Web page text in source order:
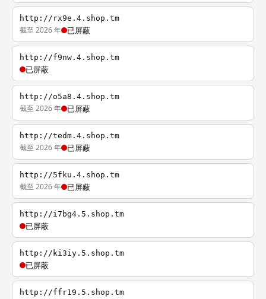
http://rx9e.4.shop.tm
截至 2026 年 已屏蔽
http://f9nw.4.shop.tm
已屏蔽
http://o5a8.4.shop.tm
截至 2026 年 已屏蔽
http://tedm.4.shop.tm
截至 2026 年 已屏蔽
http://5fku.4.shop.tm
截至 2026 年 已屏蔽
http://i7bg4.5.shop.tm
已屏蔽
http://ki3iy.5.shop.tm
已屏蔽
http://ffr19.5.shop.tm